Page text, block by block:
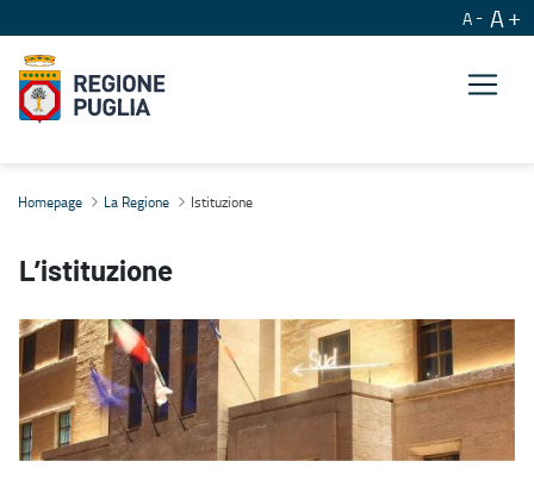
A A
Homepage La Regione Istituzione
L’istituzione